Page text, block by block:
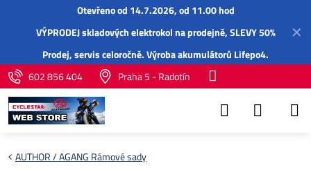
✕
Otevřeno od 14.7.2026, od 11.00 hod
VÝPRODEJ skladových elektrokol na prodejně, SLEVY 50%
Prodej,servisceloročně.Výroba akumulátorů Lifepo4.
602 856 404
Praha 5 - Radotín
AUTHOR / AGANG Rámové sady